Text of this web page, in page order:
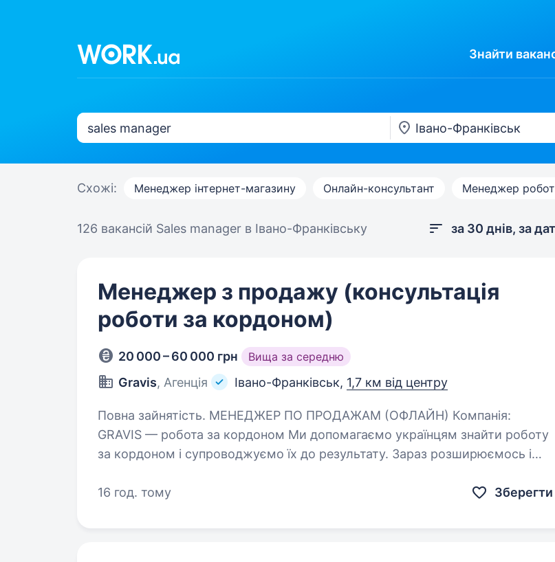
Знайти
Схожі: Менеджер інтернет-магазину Онлайн-консультант Менеджер
126 вакансій Sales manager в Івано-Франківську за 30 днів, за
Менеджер з продажу (консультація
роботи за кордоном)
20 000 – 60 000 грн Вища за середню
Gravis, Агенція Івано-Франківськ, 1,7 км від центру
Повна зайнятість. МЕНЕДЖЕР ПО ПРОДАЖАМ (ОФЛАЙН) Компанія:
GRAVIS — робота за кордоном Ми допомагаємо українцям знайти роботу
за кордоном і супроводжуємо їх до результату. Зараз розширюємось і
16 год. тому
Зберегти